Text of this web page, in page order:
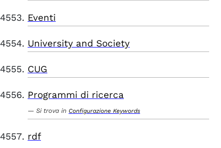
Eventi
University and Society
CUG
Programmi di ricerca
Si trova in Configurazione Keywords
rdf